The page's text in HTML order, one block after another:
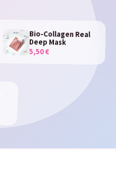
Bio-Collagen Real
Deep Mask
5,50 €